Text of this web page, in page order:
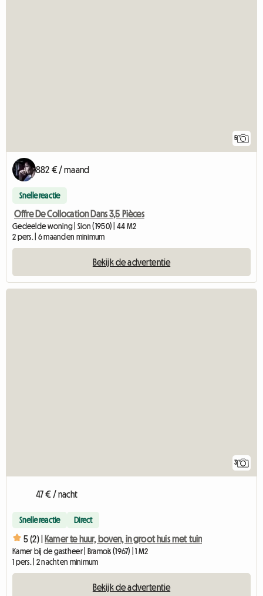
5
882 € / maand
Snelle reactie
Offre De Collocation Dans 3,5 Pièces
Gedeelde woning | Sion (1950) | 44 M2
2 pers. | 6 maanden minimum
Bekijk de advertentie
3
47 € / nacht
Snelle reactie Direct
5 (2) | Kamer te huur, boven, in groot huis met tuin
Kamer bij de gastheer | Bramois (1967) | 1 M2
1 pers. | 2 nachten minimum
Bekijk de advertentie